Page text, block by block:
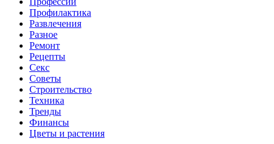
Профилактика
Развлечения
Разное
Ремонт
Рецепты
Секс
Советы
Строительство
Техника
Тренды
Финансы
Цветы и растения